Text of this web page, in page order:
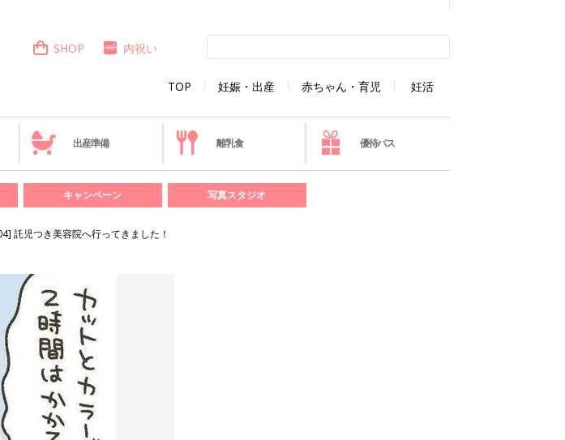
TOP 妊娠・出産 赤ちゃん・育児 妊活
SHOP 内祝い
出産準備 離乳食 優待パス
キャンペーン 写真スタジオ
託児つき美容院へ行ってきました！